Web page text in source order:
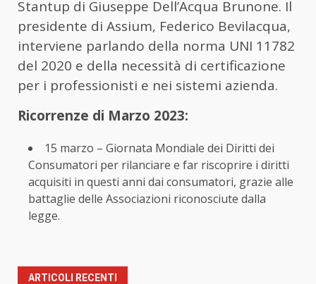
Stantup di Giuseppe Dell’Acqua Brunone. Il
presidente di Assium, Federico Bevilacqua,
interviene parlando della norma UNI 11782
del 2020 e della necessità di certificazione
per i professionisti e nei sistemi azienda.
Ricorrenze di Marzo 2023:
15 marzo – Giornata Mondiale dei Diritti dei
Consumatori per rilanciare e far riscoprire i diritti
acquisiti in questi anni dai consumatori, grazie alle
battaglie delle Associazioni riconosciute dalla
legge.
ARTICOLI RECENTI